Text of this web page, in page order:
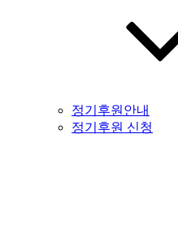
정기후원안내
정기후원 신청